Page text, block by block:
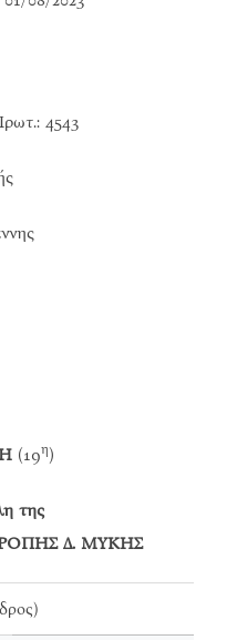
(19η)
της
Δ. ΜΥΚΗΣ